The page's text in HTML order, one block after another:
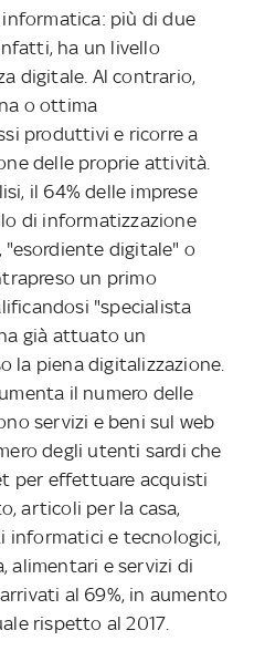
più di due
ha un livello
digitale. Al contrario,
o ottima
produttivi e ricorre a
delle proprie attività.
il 64% delle imprese
di informatizzazione
digitale" o
un primo
"specialista
già attuato un
la piena digitalizzazione.
il numero delle
servizi e beni sul web
degli utenti sardi che
per effettuare acquisti
articoli per la casa,
informatici e tecnologici,
alimentari e servizi di
al 69%, in aumento
rispetto al 2017.